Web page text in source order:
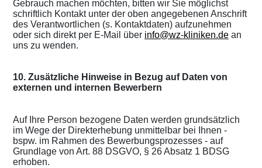
Gebrauch machen möchten, bitten wir Sie möglichst
schriftlich Kontakt unter der oben angegebenen Anschrift
des Verantwortlichen (s. Kontaktdaten) aufzunehmen
oder sich direkt per E-Mail über info@wz-kliniken.de an
uns zu wenden.
10. Zusätzliche Hinweise in Bezug auf Daten von
externen und internen Bewerbern
Auf Ihre Person bezogene Daten werden grundsätzlich
im Wege der Direkterhebung unmittelbar bei Ihnen -
bspw. im Rahmen des Bewerbungsprozesses - auf
Grundlage von Art. 88 DSGVO, § 26 Absatz 1 BDSG
erhoben.